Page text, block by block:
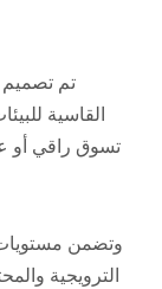
القاسية
تسوق راقي أو
وتضمن
الترويجية